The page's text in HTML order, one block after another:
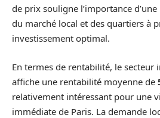
de prix souligne l’importance
du marché local et des quartiers à
investissement optimal.
En termes de rentabilité, le
affiche une rentabilité moyenne de
relativement intéressant pour une
immédiate de Paris. La demande